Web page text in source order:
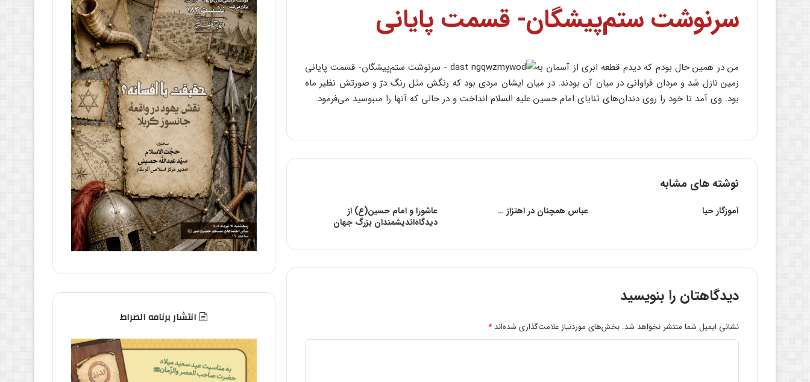
سرنوشت ستم‌پیشگان- قسمت پایانی
من در همین حال بودم که دیدم قطعه ابرى از آسمان به
زمین نازل شد و مردان فراوانى در میان آن بودند. در میان ایشان مردى بود که رنگش مثل رنگ درّ و صورتش نظیر ماه
بود. وى آمد تا خود را روى دندان‌هاى ثنایاى امام حسین علیه السلام انداخت و در حالى که آنها را مى‏بوسید می‌فرمود…
نوشته های مشابه
آموزگار حیا عباس همچنان در اهتزاز …
عاشورا و امام حسین(ع) از
دیدگاه‌اندیشمندان بزرگ جهان
دیدگاهتان را بنویسید
نشانی ایمیل شما منتشر نخواهد شد. بخش‌های موردنیاز علامت‌گذاری شده‌اند *
انتشار برنامه الصراط